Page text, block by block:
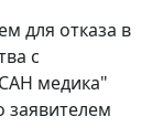
для отказа в
с
медика"
заявителем